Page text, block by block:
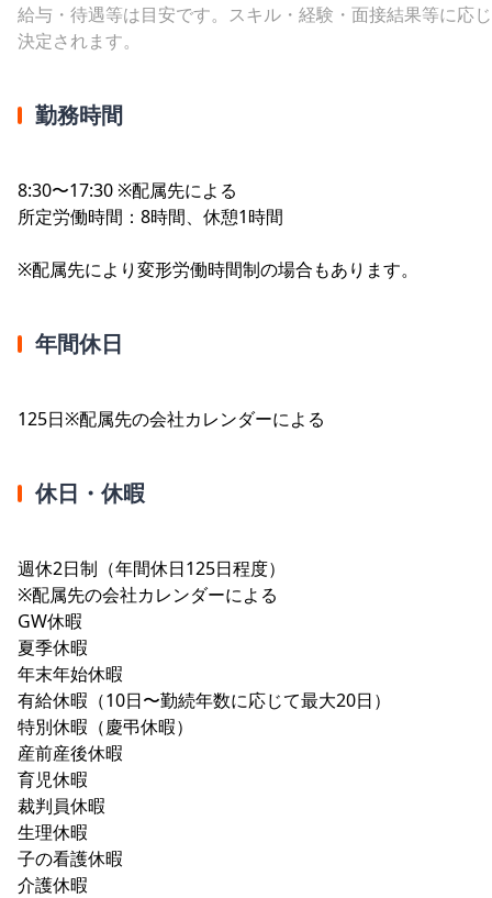
給与・待遇等は目安です。スキル・経験・面接結果等に応
決定されます。
勤務時間
8:30〜17:30 ※配属先による
所定労働時間：8時間、休憩1時間
※配属先により変形労働時間制の場合もあります。
年間休日
125日※配属先の会社カレンダーによる
休日・休暇
週休2日制（年間休日125日程度）
※配属先の会社カレンダーによる
GW休暇
夏季休暇
年末年始休暇
有給休暇（10日〜勤続年数に応じて最大20日）
特別休暇（慶弔休暇）
産前産後休暇
育児休暇
裁判員休暇
生理休暇
子の看護休暇
介護休暇